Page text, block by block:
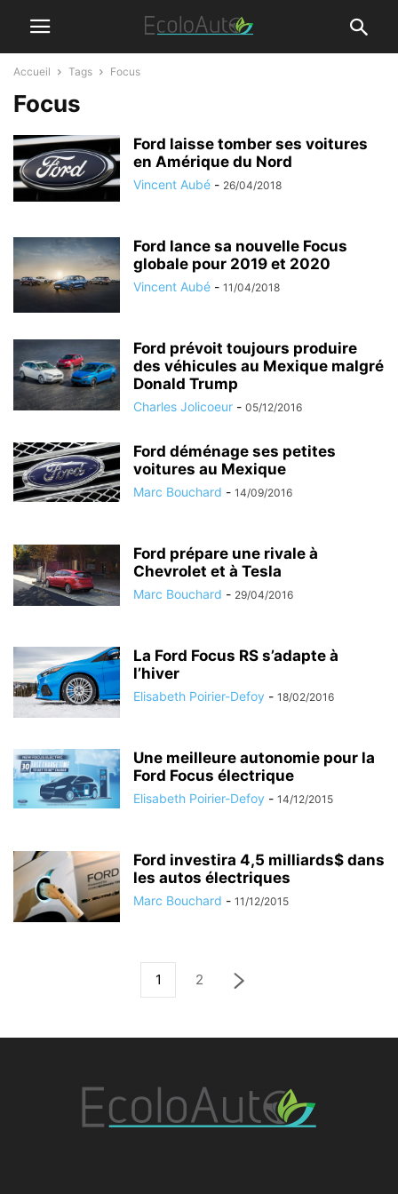
Accueil Tags Focus
Focus
Ford laisse tomber ses voitures
en Amérique du Nord
Vincent Aubé - 26/04/2018
Ford lance sa nouvelle Focus
globale pour 2019 et 2020
Vincent Aubé - 11/04/2018
Ford prévoit toujours produire
des véhicules au Mexique malgré
Donald Trump
Charles Jolicoeur - 05/12/2016
Ford déménage ses petites
voitures au Mexique
Marc Bouchard - 14/09/2016
Ford prépare une rivale à
Chevrolet et à Tesla
Marc Bouchard - 29/04/2016
La Ford Focus RS s’adapte à
l’hiver
Elisabeth Poirier-Defoy - 18/02/2016
Une meilleure autonomie pour la
Ford Focus électrique
Elisabeth Poirier-Defoy - 14/12/2015
Ford investira 4,5 milliards$ dans
les autos électriques
Marc Bouchard - 11/12/2015
1 2